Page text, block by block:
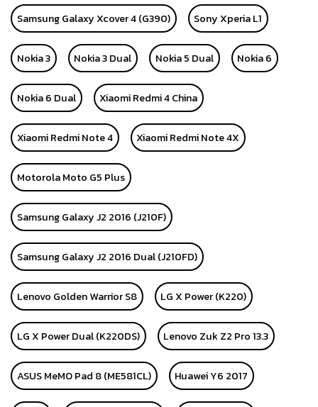
Samsung Galaxy Xcover 4 (G390) Sony Xperia L1
Nokia 3 Nokia 3 Dual Nokia 5 Dual Nokia 6
Nokia 6 Dual Xiaomi Redmi 4 China
Xiaomi Redmi Note 4 Xiaomi Redmi Note 4X
Motorola Moto G5 Plus
Samsung Galaxy J2 2016 (J210F)
Samsung Galaxy J2 2016 Dual (J210FD)
Lenovo Golden Warrior S8 LG X Power (K220)
LG X Power Dual (K220DS) Lenovo Zuk Z2 Pro 13.3
ASUS MeMO Pad 8 (ME581CL) Huawei Y6 2017